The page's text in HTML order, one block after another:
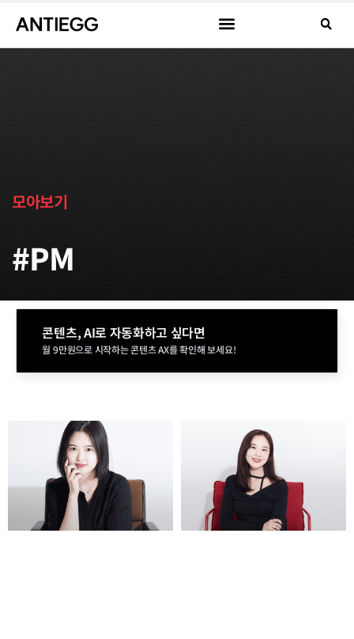
모아보기
#PM
콘텐츠, AI로 자동화하고 싶다면
월 9만원으로 시작하는 콘텐츠 AX를 확인해 보세요!